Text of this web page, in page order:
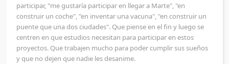
participar, "me gustaría participar en llegar a Marte", "en
construir un coche", "en inventar una vacuna", "en construir un
puente que una dos ciudades". Que piense en el fin y luego se
centren en que estudios necesitan para participar en estos
proyectos. Que trabajen mucho para poder cumplir sus sueños
y que no dejen que nadie les desanime.